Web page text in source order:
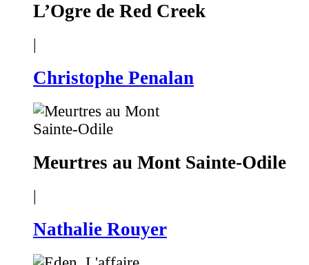
L’Ogre de Red Creek
|
Christophe Penalan
Meurtres au Mont Sainte-Odile
|
Nathalie Rouyer